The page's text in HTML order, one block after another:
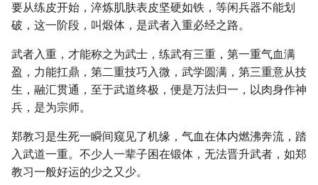
要从练皮开始，淬炼肌肤表皮坚硬如铁，等闲兵器不能划
破，这一阶段，叫煅体，是武者入重必经之路。
武者入重，才能称之为武士，练武有三重，第一重气血满
盈，力能扛鼎，第二重技巧入微，武学圆满，第三重意从技
生，融汇贯通，至于武道终极，便是万法归一，以肉身作神
兵，是为宗师。
郑教习是生死一瞬间窥见了机缘，气血在体内燃沸奔流，踏
入武道一重。不少人一辈子困在锻体，无法晋升武者，如郑
教习一般好运的少之又少。